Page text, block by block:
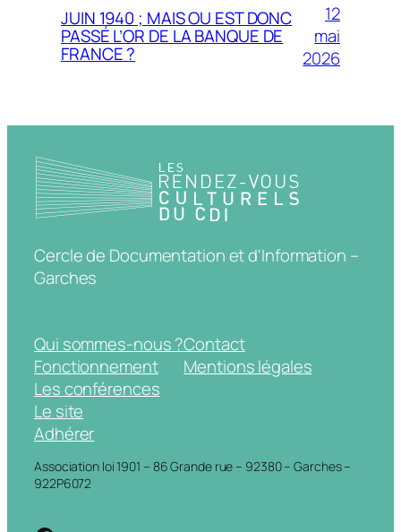
JUIN 1940 ; MAIS OU EST DONC
PASSÉ L’OR DE LA BANQUE DE
FRANCE ?
12
mai
2026
Cercle de Documentation et d'Information –
Garches
Qui sommes-nous ?
Fonctionnement
Les conférences
Le site
Adhérer
Contact
Mentions légales
Association loi 1901 – 86 Grande rue – 92380 – Garches –
922P6072